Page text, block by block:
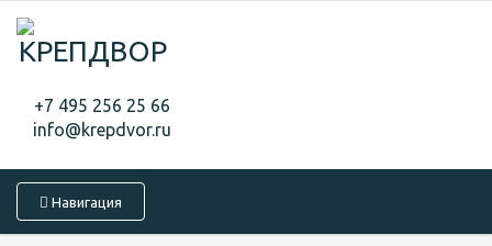
+7 495 256 25 66
info@krepdvor.ru
Навигация